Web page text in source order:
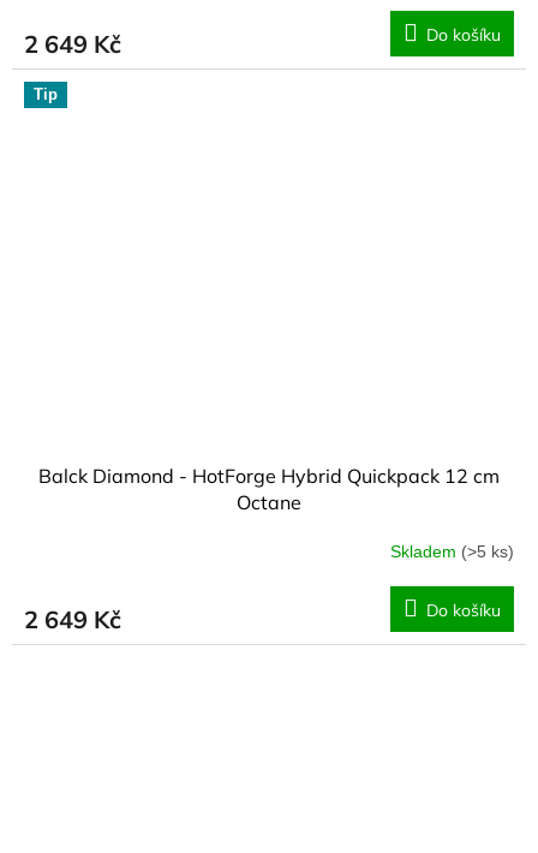
2 649 Kč Do košíku
Tip
Balck Diamond - HotForge Hybrid Quickpack 12 cm
Octane
Skladem (>5 ks)
2 649 Kč Do košíku